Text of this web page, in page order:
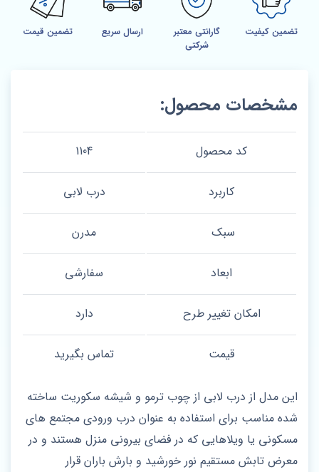
تضمین کیفیت
گارانتی معتبر
شرکتی
ارسال سریع تضمین قیمت
مشخصات محصول:
کد محصول 1104
کاربرد درب لابی
سبک مدرن
ابعاد سفارشی
امکان تغییر طرح دارد
قیمت تماس بگیرید
این مدل از درب لابی از چوب ترمو و شیشه سکوریت ساخته
شده مناسب برای استفاده به عنوان درب ورودی مجتمع های
مسکونی یا ویلاهایی که در فضای بیرونی منزل هستند و در
معرض تابش مستقیم نور خورشید و بارش باران قرار